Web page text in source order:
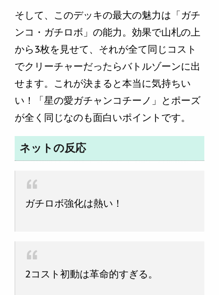
そして、このデッキの最大の魅力は「ガチ
ンコ・ガチロボ」の能力。効果で山札の上
から3枚を見せて、それが全て同じコスト
でクリーチャーだったらバトルゾーンに出
せます。これが決まると本当に気持ちい
い！「星の愛ガチャンコチーノ」とポーズ
が全く同じなのも面白いポイントです。
ネットの反応
ガチロボ強化は熱い！
2コスト初動は革命的すぎる。